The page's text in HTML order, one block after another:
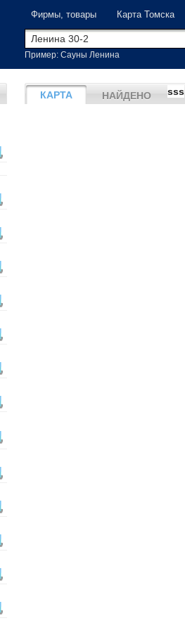
Фирмы, товары Карта Томска
Пример: Сауны Ленина
КАРТА НАЙДЕНО sss